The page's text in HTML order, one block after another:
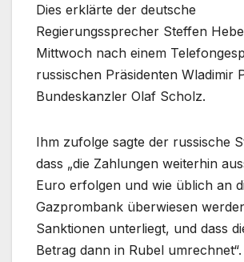
Dies erklärte der deutsche
Regierungssprecher Steffen
Mittwoch nach einem
russischen Präsidenten Wladimir
Bundeskanzler Olaf Scholz.
Ihm zufolge sagte der russische
dass „die Zahlungen weiterhin
Euro erfolgen und wie üblich an
Gazprombank überwiesen
Sanktionen unterliegt, und dass
Betrag dann in Rubel